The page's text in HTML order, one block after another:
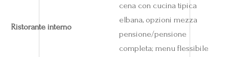
Ristorante interno
cena con cucina tipica
elbana, opzioni mezza
pensione/pensione
completa; menu flessibile